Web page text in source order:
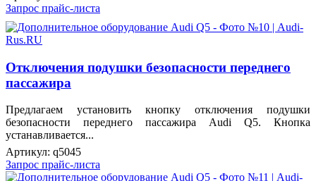
Запрос прайс-листа
Отключения подушки безопасности переднего
пассажира
Предлагаем установить кнопку отключения подушки
безопасности переднего пассажира Audi Q5. Кнопка
устанавливается...
Артикул: q5045
Запрос прайс-листа